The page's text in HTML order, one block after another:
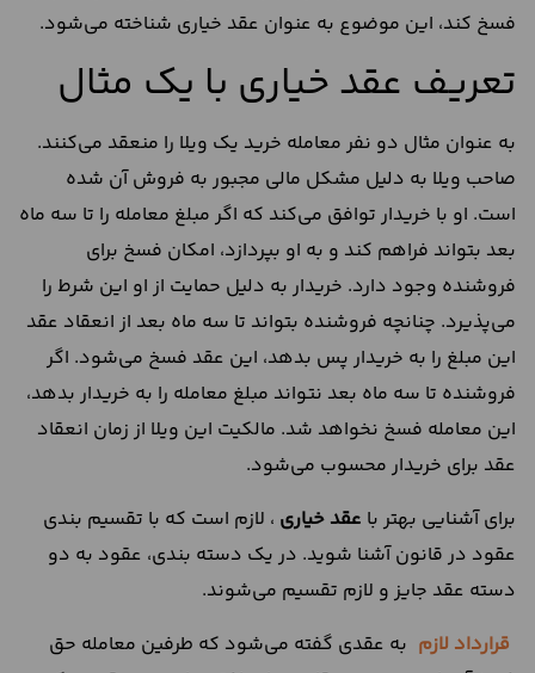
فسخ کند، این موضوع به عنوان عقد خیاری شناخته می‌شود.
تعریف عقد خیاری با یک مثال
به عنوان مثال دو نفر معامله خرید یک ویلا را منعقد می‌کنند.
صاحب ویلا به دلیل مشکل مالی مجبور به فروش آن شده
است. او با خریدار توافق می‌کند که اگر مبلغ معامله را تا سه ماه
بعد بتواند فراهم کند و به او بپردازد، امکان فسخ برای
فروشنده وجود دارد. خریدار به دلیل حمایت از او این شرط را
می‌پذیرد. چنانچه فروشنده بتواند تا سه ماه بعد از انعقاد عقد
این مبلغ را به خریدار پس بدهد، این عقد فسخ می‌شود. اگر
فروشنده تا سه ماه بعد نتواند مبلغ معامله را به خریدار بدهد،
این معامله فسخ نخواهد شد. مالکیت این ویلا از زمان انعقاد
عقد برای خریدار محسوب می‌شود.
برای آشنایی بهتر با عقد خیاری ، لازم است که با تقسیم‌ بندی
عقود در قانون آشنا شوید. در یک دسته‌ بندی، عقود به دو
دسته عقد جایز و لازم تقسیم می‌شوند.
قرارداد لازم به عقدی گفته می‌شود که طرفین معامله حق